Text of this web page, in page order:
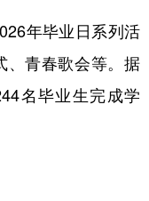
年毕业日系列活
、青春歌会等。据
名毕业生完成学